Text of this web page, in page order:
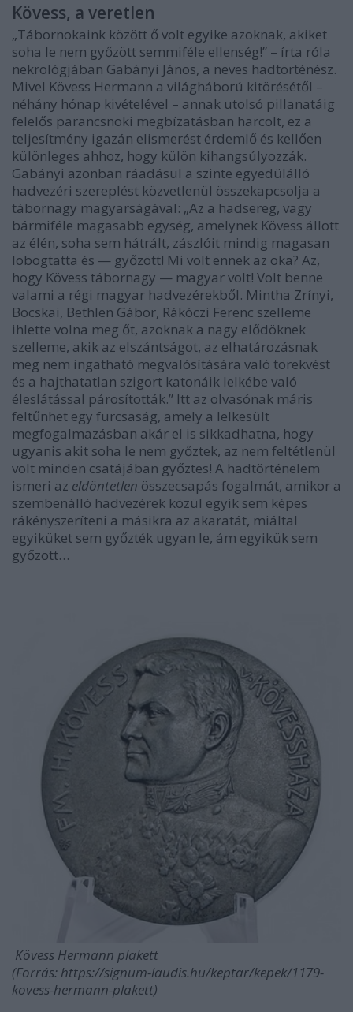
Kövess, a veretlen
„Tábornokaink között ő volt egyike azoknak, akiket
soha le nem győzött semmiféle ellenség!” – írta róla
nekrológjában Gabányi János, a neves hadtörténész.
Mivel Kövess Hermann a világháború kitörésétől –
néhány hónap kivételével – annak utolsó pillanatáig
felelős parancsnoki megbízatásban harcolt, ez a
teljesítmény igazán elismerést érdemlő és kellően
különleges ahhoz, hogy külön kihangsúlyozzák.
Gabányi azonban ráadásul a szinte egyedülálló
hadvezéri szereplést közvetlenül összekapcsolja a
tábornagy magyarságával: „Az a hadsereg, vagy
bármiféle magasabb egység, amelynek Kövess állott
az élén, soha sem hátrált, zászlóit mindig magasan
lobogtatta és — győzött! Mi volt ennek az oka? Az,
hogy Kövess tábornagy — magyar volt! Volt benne
valami a régi magyar hadvezérekből. Mintha Zrínyi,
Bocskai, Bethlen Gábor, Rákóczi Ferenc szelleme
ihlette volna meg őt, azoknak a nagy elődöknek
szelleme, akik az elszántságot, az elhatározásnak
meg nem ingatható megvalósítására való törekvést
és a hajthatatlan szigort katonáik lelkébe való
éleslátással párosították.” Itt az olvasónak máris
feltűnhet egy furcsaság, amely a lelkesült
megfogalmazásban akár el is sikkadhatna, hogy
ugyanis akit soha le nem győztek, az nem feltétlenül
volt minden csatájában győztes! A hadtörténelem
ismeri az eldöntetlen összecsapás fogalmát, amikor a
szembenálló hadvezérek közül egyik sem képes
rákényszeríteni a másikra az akaratát, miáltal
egyiküket sem győzték ugyan le, ám egyikük sem
győzött…
Kövess Hermann plakett
(Forrás: https://signum-laudis.hu/keptar/kepek/1179-
kovess-hermann-plakett)